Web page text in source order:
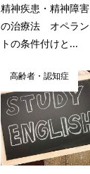
精神疾患・精神障害
の治療法 オペラン
トの条件付けと...
高齢者・認知症